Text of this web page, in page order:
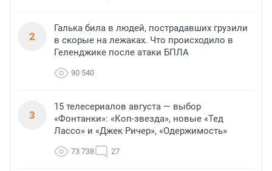
2
Галька била в людей, пострадавших грузили
в скорые на лежаках. Что происходило в
Геленджике после атаки БПЛА
90 540
3
15 телесериалов августа — выбор
«Фонтанки»: «Коп-звезда», новые «Тед
Лассо» и «Джек Ричер», «Одержимость»
73 738 27